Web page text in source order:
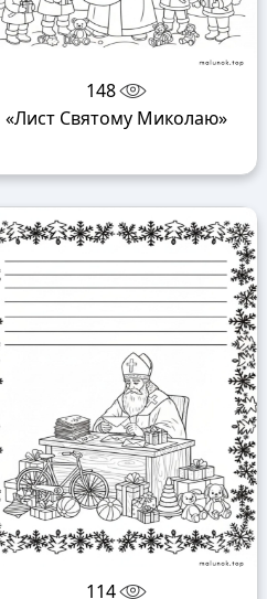
148
«Лист Святому Миколаю»
114